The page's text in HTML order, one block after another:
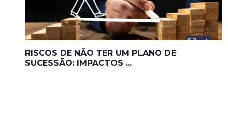
RISCOS DE NÃO TER UM PLANO DE
SUCESSÃO: IMPACTOS ...